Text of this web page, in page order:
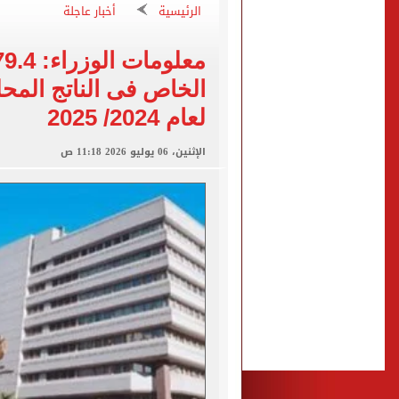
مشاهد ساحرة على شاطئ
الاتحاد التركي يمنح
برشلونة يطرح تذاكر
الرئيسية أخبار عاجلة
الخاص فى الناتج
لعام 2024/ 2025
الإثنين، 06 يوليو 2026 11:18 ص